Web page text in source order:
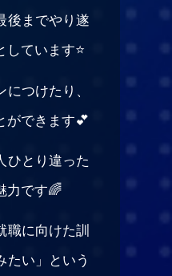
後までやり遂
ています⭐
つけたり、
ができます💕
ひとり違った
力です🌈
職に向けた訓
たい」という